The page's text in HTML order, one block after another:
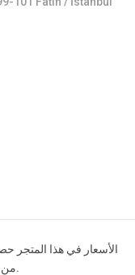
الأسعار في هذا المتجر
من قبل الجمعية الأكاديمية للأبحاث والنشر في تركيا.